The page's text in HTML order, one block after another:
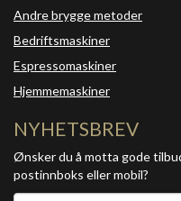
Andre brygge metoder
Bedriftsmaskiner
Espressomaskiner
Hjemmemaskiner
NYHETSBREV
Ønsker du å motta gode
postinnboks eller mobil?